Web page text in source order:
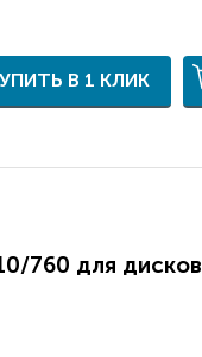
В 1 КЛИК
760 для дисков